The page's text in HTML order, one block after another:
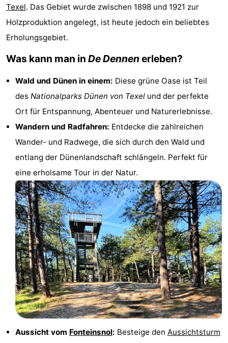
De
-
Oosterend
Aussichtspunkte
Übernachten
Appartements
Bosch
en
Zee
De
Vlijt
Hoeve
Holland
Land
en
Zeezicht
Strandhuys
Strandplevier
Campingplätze
Ferienhäuser
Texel. Das Gebiet wurde zwischen 1898 und 1921 zur
Holzproduktion angelegt, ist heute jedoch ein beliebtes
Erholungsgebiet.
Was kann man in De Dennen erleben?
Wald und Dünen in einem: Diese grüne Oase ist Teil
des Nationalparks Dünen von Texel und der perfekte
Ort für Entspannung, Abenteuer und Naturerlebnisse.
Wandern und Radfahren: Entdecke die zahlreichen
Wander- und Radwege, die sich durch den Wald und
entlang der Dünenlandschaft schlängeln. Perfekt für
eine erholsame Tour in der Natur.
Aussicht vom Fonteinsnol: Besteige den Aussichtsturm